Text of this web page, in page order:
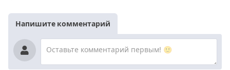
Напишите комментарий